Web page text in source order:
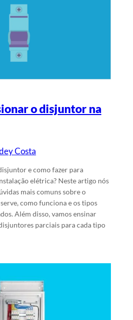
o disjuntor na
Costa
e como fazer para
elétrica? Neste artigo nós
mais comuns sobre o
como funciona e os tipos
Além disso, vamos ensinar
parciais para cada tipo